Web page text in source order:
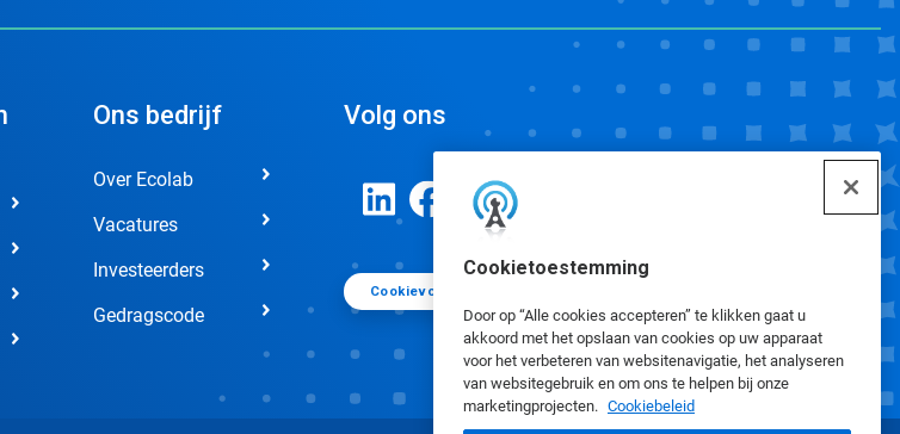
Cookietoestemming
Door op “Alle cookies accepteren” te klikken gaat u
akkoord met het opslaan van cookies op uw apparaat
voor het verbeteren van websitenavigatie, het analyseren
van websitegebruik en om ons te helpen bij onze
marketingprojecten. Cookiebeleid
Ons bedrijf
Over Ecolab
Vacatures
Investeerders
Gedragscode
Volg ons
Cookievoorkeuren